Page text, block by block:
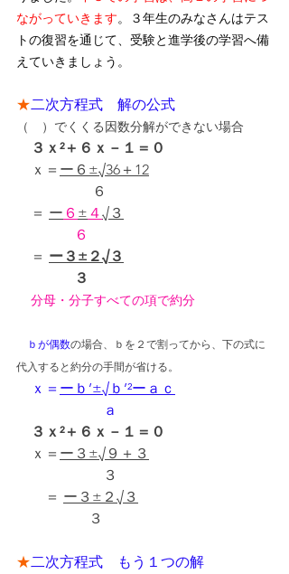
ながっていきます。３年生のみなさんはテス
トの復習を通じて、受験と進学後の学習へ備
えていきましょう。
★二次方程式　解の公式
（　）でくくる因数分解ができない場合
３ｘ²＋６ｘ－１＝０
ｘ＝ ー６±√36＋12
６
＝ ー ６ ± ４√３
６
＝ ー３±２√３
３
分母・分子すべての項で約分
ｂが偶数の場合、ｂを２で割ってから、下の式に
代入すると約分の手間が省ける。
ｘ＝ ーｂ’±√ｂ’²ーａｃ
ａ
３ｘ²＋６ｘ－１＝０
ｘ＝ ー３±√９＋３
３
＝ ー３±２√３
３
★二次方程式　もう１つの解